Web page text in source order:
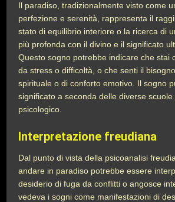
Il paradiso, tradizionalmente visto come
perfezione e serenità, rappresenta il
stato di equilibrio interiore o la ricerca di
più profonda con il divino e il significato
Questo sogno potrebbe indicare che stai
da stress o difficoltà, o che senti il
spirituale o di conforto emotivo. Il sogno
significato a seconda delle diverse
psicologico.
Interpretazione freudiana
Dal punto di vista della psicoanalisi
andare in paradiso potrebbe essere
desiderio di fuga da conflitti o angosce
vedeva i sogni come manifestazioni di